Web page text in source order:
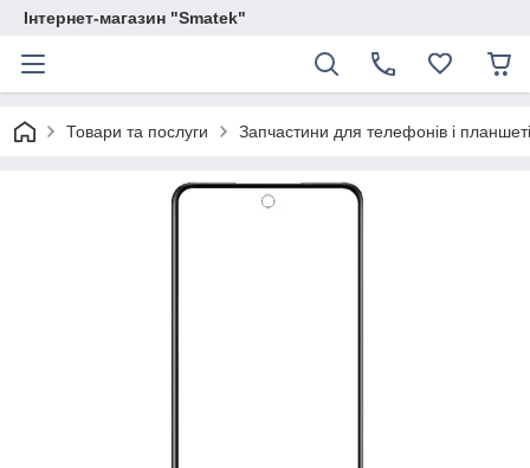
Інтернет-магазин "Smatek"
Товари та послуги Запчастини для телефонів і